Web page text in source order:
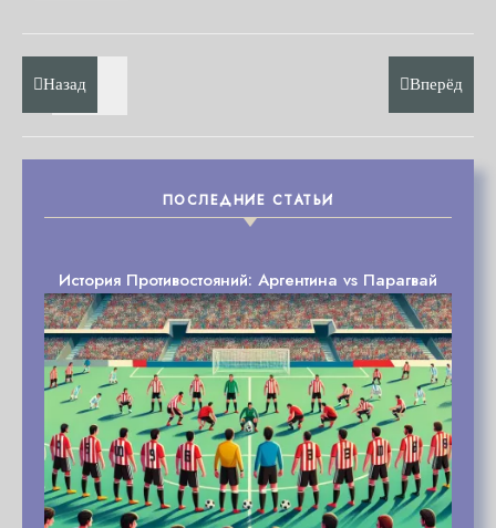
Назад Вперёд
ПОСЛЕДНИЕ СТАТЬИ
История Противостояний: Аргентина vs Парагвай